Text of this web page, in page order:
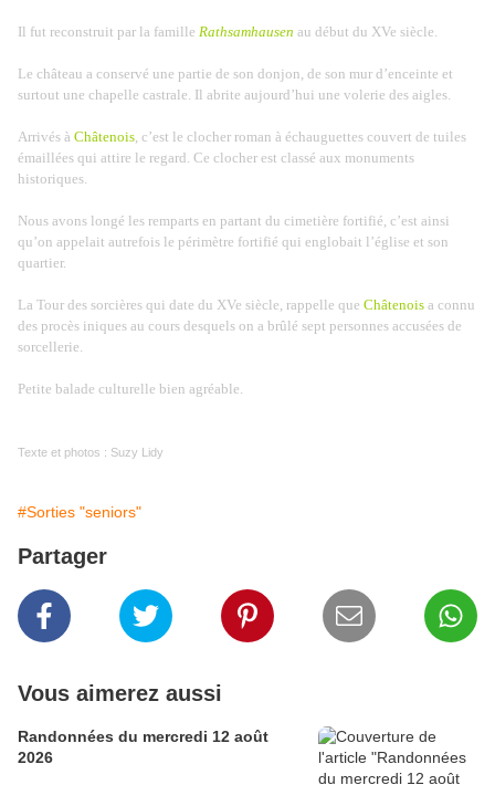
Il fut reconstruit par la famille Rathsamhausen au début du XVe siècle.
Le château a conservé une partie de son donjon, de son mur d’enceinte et
surtout une chapelle castrale. Il abrite aujourd’hui une volerie des aigles.
Arrivés à Châtenois, c’est le clocher roman à échauguettes couvert de tuiles
émaillées qui attire le regard. Ce clocher est classé aux monuments
historiques.
Nous avons longé les remparts en partant du cimetière fortifié, c’est ainsi
qu’on appelait autrefois le périmètre fortifié qui englobait l’église et son
quartier.
La Tour des sorcières qui date du XVe siècle, rappelle que Châtenois a connu
des procès iniques au cours desquels on a brûlé sept personnes accusées de
sorcellerie.
Petite balade culturelle bien agréable.
Texte et photos : Suzy Lidy
#Sorties "seniors"
Partager
Vous aimerez aussi
Randonnées du mercredi 12 août
2026